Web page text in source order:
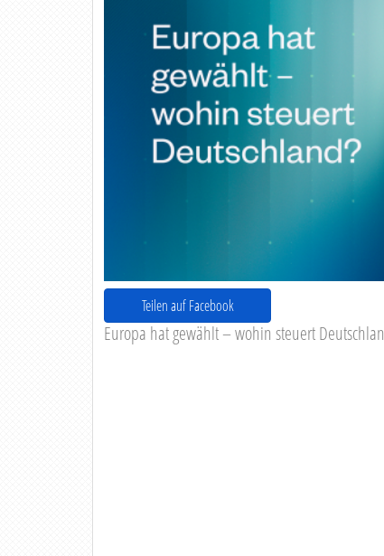
Teilen auf Facebook
Europa hat gewählt – wohin steuert